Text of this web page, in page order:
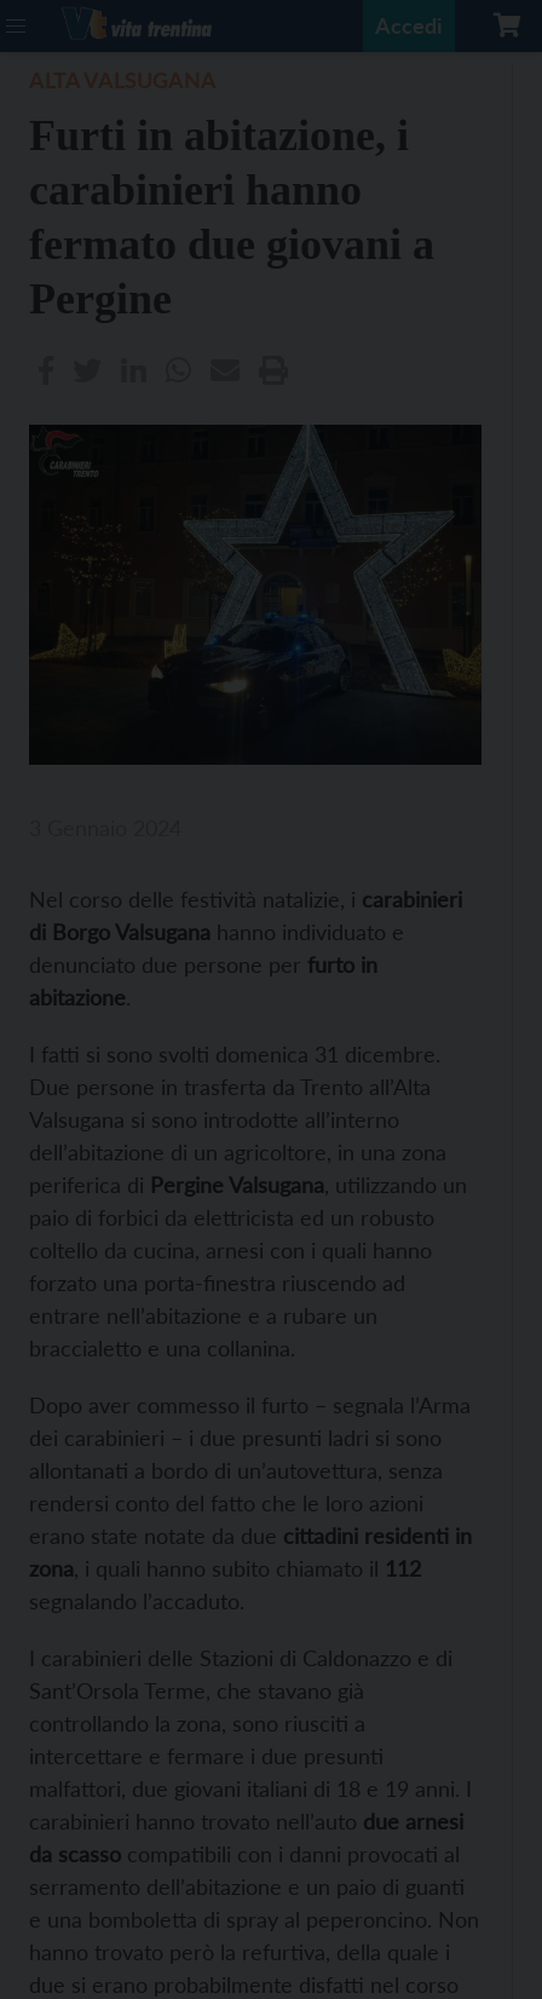
Accedi
Furti in abitazione, i
carabinieri hanno
fermato due giovani a
Pergine
Nel corso delle festività natalizie, i carabinieri
di Borgo Valsugana hanno individuato e
denunciato due persone per furto in
abitazione.
I fatti si sono svolti domenica 31 dicembre.
Due persone in trasferta da Trento all’Alta
Valsugana si sono introdotte all’interno
dell’abitazione di un agricoltore, in una zona
periferica di Pergine Valsugana , utilizzando un
paio di forbici da elettricista ed un robusto
coltello da cucina, arnesi con i quali hanno
forzato una porta-finestra riuscendo ad
entrare nell’abitazione e a rubare un
braccialetto e una collanina.
Dopo aver commesso il furto – segnala l’Arma
dei carabinieri – i due presunti ladri si sono
allontanati a bordo di un’autovettura, senza
rendersi conto del fatto che le loro azioni
erano state notate da due cittadini residenti in
zona , i quali hanno subito chiamato il 112
segnalando l’accaduto.
I carabinieri delle Stazioni di Caldonazzo e di
Sant’Orsola Terme, che stavano già
controllando la zona, sono riusciti a
intercettare e fermare i due presunti
malfattori, due giovani italiani di 18 e 19 anni. I
carabinieri hanno trovato nell’auto due arnesi
da scasso compatibili con i danni provocati al
serramento dell’abitazione e un paio di guanti
e una bomboletta di spray al peperoncino. Non
hanno trovato però la refurtiva, della quale i
due si erano probabilmente disfatti nel corso